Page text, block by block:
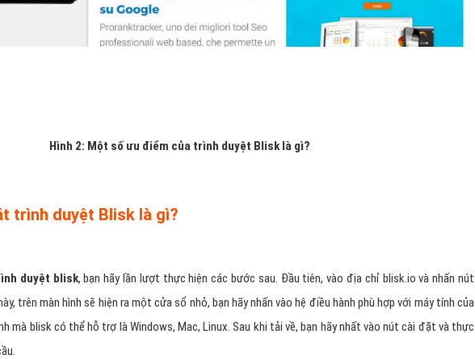
Hình 2: Một số ưu điểm của trình duyệt Blisk là gì?
trình duyệt Blisk là gì?
duyệt blisk, bạn hãy lần lượt thực hiện các bước sau. Đầu tiên, vào địa chỉ blisk.io và nhấn nút
trên màn hình sẽ hiện ra một cửa sổ nhỏ, bạn hãy nhấn vào hệ điều hành phù hợp với máy tính của
mà blisk có thể hỗ trợ là Windows, Mac, Linux. Sau khi tải về, bạn hãy nhất vào nút cài đặt và thực